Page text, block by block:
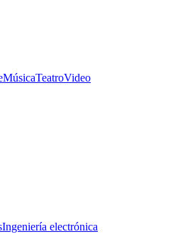
MúsicaTeatroVideo
Ingeniería electrónica